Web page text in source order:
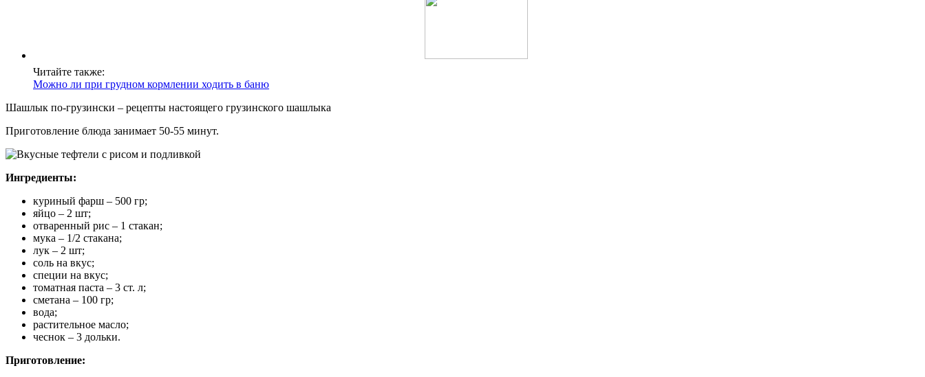
Читайте также:
Можно ли при грудном кормлении ходить в баню
Шашлык по-грузински – рецепты настоящего грузинского шашлыка
Приготовление блюда занимает 50-55 минут.
Ингредиенты:
куриный фарш – 500 гр;
яйцо – 2 шт;
отваренный рис – 1 стакан;
мука – 1/2 стакана;
лук – 2 шт;
соль на вкус;
специи на вкус;
томатная паста – 3 ст. л;
сметана – 100 гр;
вода;
растительное масло;
чеснок – 3 дольки.
Приготовление: